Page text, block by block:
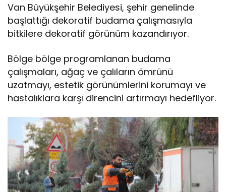
Van Büyükşehir Belediyesi, şehir genelinde
başlattığı dekoratif budama çalışmasıyla
bitkilere dekoratif görünüm kazandırıyor.
Bölge bölge programlanan budama
çalışmaları, ağaç ve çalıların ömrünü
uzatmayı, estetik görünümlerini korumayı ve
hastalıklara karşı direncini artırmayı hedefliyor.